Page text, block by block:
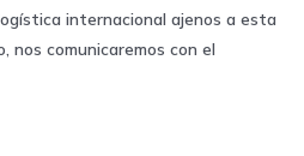
internacional ajenos a esta
nos comunicaremos con el